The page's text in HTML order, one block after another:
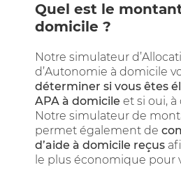
Quel est le montant
domicile ?
Notre simulateur
d’Autonomie à domicile
déterminer si vous êtes
APA à domicile et si oui,
Notre simulateur de
permet également de
d’aide à domicile reçus
le plus économique pour